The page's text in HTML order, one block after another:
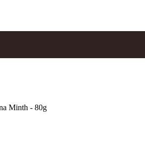
Minth - 80g